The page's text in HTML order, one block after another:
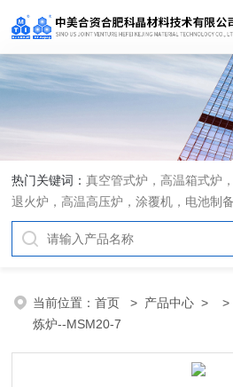
热门关键词：真空管式炉，高温箱式炉
退火炉，高温高压炉，涂覆机，电池制
当前位置：首页 > 产品中心 >
炼炉--MSM20-7